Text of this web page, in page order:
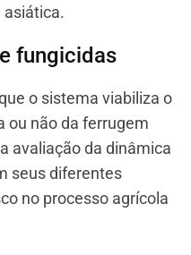
asiática.
fungicidas
o sistema viabiliza o
ou não da ferrugem
avaliação da dinâmica
seus diferentes
no processo agrícola